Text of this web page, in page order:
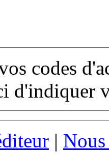
codes
d'indiquer
|